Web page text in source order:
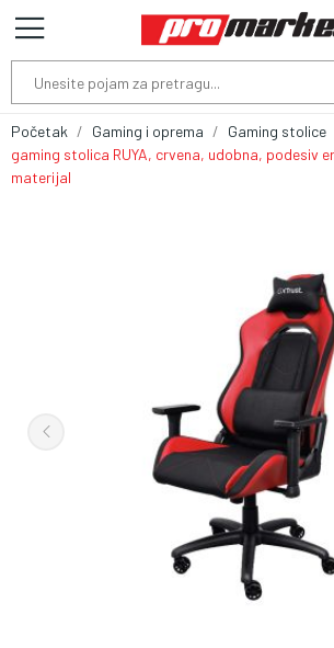
Početak Gaming i oprema Gaming stolice
gaming stolica RUYA, crvena, udobna, podesiv
materijal